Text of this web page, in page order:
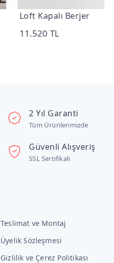
Loft Kapalı Berjer
11.520 TL
2 Yıl Garanti
Tüm Ürünlerimizde
Güvenli Alışveriş
SSL Sertifikalı
Teslimat ve Montaj
Üyelik Sözleşmesi
Gizlilik ve Çerez Politikası